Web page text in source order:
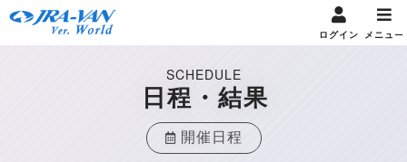
ログイン メニュー
SCHEDULE
日程・結果
開催日程